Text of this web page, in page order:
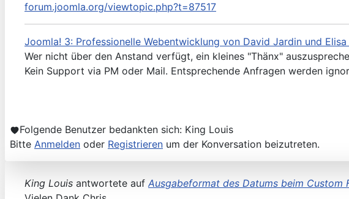
forum.joomla.org/viewtopic.php?t=87517
Joomla! 3: Professionelle Webentwicklung von David Jardin und
Wer nicht über den Anstand verfügt, ein kleines "Thänx"
Kein Support via PM oder Mail. Entsprechende Anfragen werden
Folgende Benutzer bedankten sich: King Louis
Bitte Anmelden oder Registrieren um der Konversation beizutreten.
King Louis antwortete auf Ausgabeformat des Datums beim Custom